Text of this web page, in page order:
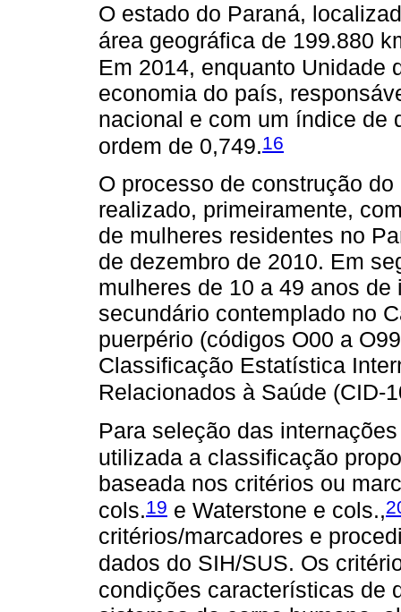
O estado do Paraná,
área geográfica de 199.880
Em 2014, enquanto Unidade
economia do país,
nacional e com um índice de
ordem de 0,749.16
O processo de construção
realizado, primeiramente,
de mulheres residentes no
de dezembro de 2010. Em
mulheres de 10 a 49 anos
secundário contemplado no
puerpério (códigos O00 a
Classificação Estatística
Relacionados à Saúde (CID-
Para seleção das
utilizada a classificação
baseada nos critérios ou
cols.19 e Waterstone e cols.,
critérios/marcadores e
dados do SIH/SUS. Os
condições características de